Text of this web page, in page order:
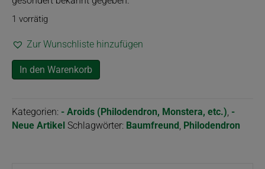
1 vorrätig
Zur Wunschliste hinzufügen
Philodendron
cv.
syn.
'Jungle
In den Warenkorb
Kategorien: - Aroids (Philodendron, Monstera, etc.), -
Neue Artikel Schlagwörter: Baumfreund , Philodendron